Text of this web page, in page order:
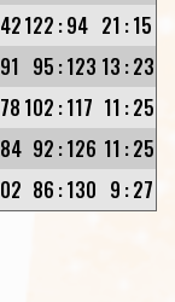
122 :94 21 :15
95 :123 13 :23
102 :117 11 :25
92 :126 11 :25
86 :130 9 :27